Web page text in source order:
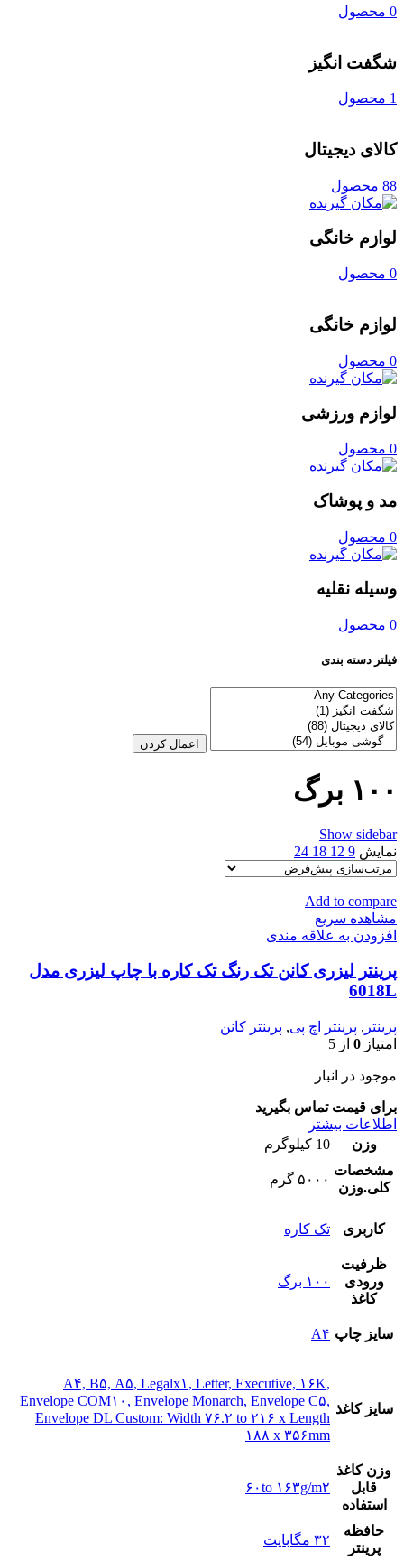
0 محصول
شگفت انگیز
1 محصول
کالای دیجیتال
88 محصول
لوازم خانگی
0 محصول
لوازم خانگی
0 محصول
لوازم ورزشی
0 محصول
مد و پوشاک
0 محصول
وسیله نقلیه
0 محصول
فیلتر دسته بندی
اعمال کردن
۱۰۰ برگ
Show sidebar
نمایش 9
12
18
24
Add to compare
مشاهده سریع
افزودن به علاقه مندی
پرینتر لیزری کانن تک رنگ تک کاره با چاپ لیزری مدل
6018L
پرینتر , پرینتر اچ پی, پرینتر کانن
امتیاز 0 از 5
موجود در انبار
برای قیمت تماس بگیرید
اطلاعات بیشتر
وزن
10 کیلوگرم
مشخصات
کلی.وزن
۵۰۰۰ گرم
کاربری تک کاره
ظرفیت
ورودی
کاغذ
۱۰۰ برگ
سایز چاپ A۴
سایز کاغذ
A۴, B۵, A۵, Legalx۱, Letter, Executive, ۱۶K,
Envelope COM۱۰, Envelope Monarch, Envelope C۵,
Envelope DL Custom: Width ۷۶.۲ to ۲۱۶ x Length
۱۸۸ x ۳۵۶mm
وزن کاغذ
قابل
استفاده
۶۰to ۱۶۳g/m۲
حافظه
پرینتر
۳۲ مگابایت